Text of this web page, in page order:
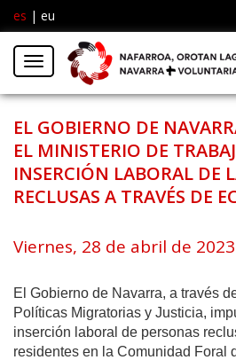
es | eu
Menú
EL GOBIERNO DE
EL MINISTERIO DE
INSERCIÓN LABORAL DE
RECLUSAS A TRAVÉS DE
Viernes, 28 de abril de 2023
El Gobierno de Navarra, a través
Políticas Migratorias y Justicia,
inserción laboral de personas
residentes en la Comunidad Foral